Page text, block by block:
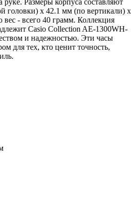
головки) х 42.1 мм (по вертикали) х
- всего 40 грамм. Коллекция
Casio Collection AE-1300WH-
и надежностью. Эти часы
для тех, кто ценит точность,